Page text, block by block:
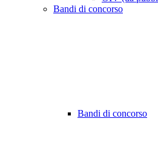
Bandi di concorso
Bandi di concorso